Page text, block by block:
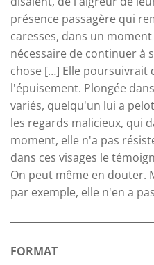
présence passagère qui
caresses, dans un
nécessaire de continuer à
chose […] Elle poursuivrait
l'épuisement. Plongée
variés, quelqu'un lui a
les regards malicieux, qui
moment, elle n'a pas
dans ces visages le
On peut même en douter.
par exemple, elle n'en a
FORMAT